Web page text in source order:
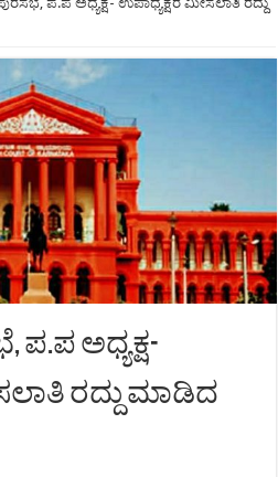
ಪ.ಪ ಅಧ್ಯಕ್ಷ-
ರದ್ದು ಮಾಡಿದ